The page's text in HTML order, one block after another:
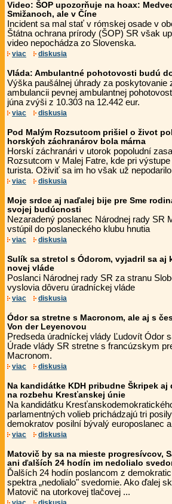
Video: ŠOP upozorňuje na hoax:
Smižanoch, ale v Číne
Incident sa mal stať v rómskej osade v
Štátna ochrana prírody (ŠOP) SR však
video nepochádza zo Slovenska.
viac diskusia
Vláda: Ambulantné pohotovosti budú
Výška paušálnej úhrady za poskytovanie
ambulancii pevnej ambulantnej
júna zvýši z 10.303 na 12.442 eur.
viac diskusia
Pod Malým Rozsutcom prišiel o život
horských záchranárov bola márna
Horskí záchranári v utorok popoludní
Rozsutcom v Malej Fatre, kde pri
turista. Oživiť sa im ho však už
viac diskusia
Moje srdce aj naďalej bije pre Sme
svojej budúcnosti
Nezaradený poslanec Národnej rady SR
vstúpil do poslaneckého klubu hnutia
viac diskusia
Sulík sa stretol s Ódorom, vyjadril sa aj
novej vláde
Poslanci Národnej rady SR za stranu
vyslovia dôveru úradníckej vláde
viac diskusia
Ódor sa stretne s Macronom, ale aj s
Von der Leyenovou
Predseda úradníckej vlády Ľudovít Ódor
Úrade vlády SR stretne s francúzskym
Macronom.
viac diskusia
Na kandidátke KDH pribudne Škripek
na rozbehu Kresťanskej únie
Na kandidátku
parlamentných volieb prichádzajú tri
demokratov posilní bývalý europoslanec
viac diskusia
Matovič by sa na mieste progresívcov,
ani ďalších 24 hodín im nedolialo
Ďalších 24 hodín poslancom z
spektra „nedolialo" svedomie. Ako ďalej
Matovič na utorkovej tlačovej ...